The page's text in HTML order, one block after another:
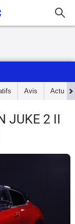
Avis Actu
JUKE 2 II